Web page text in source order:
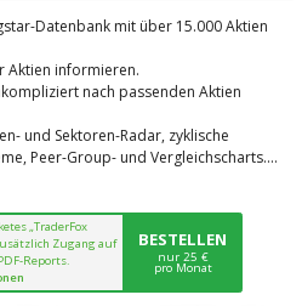
Datenbank mit über 15.000 Aktien
Aktien informieren.
nach passenden Aktien
und Sektoren-Radar, zyklische
Peer-Group- und Vergleichscharts....
„TraderFox
Zugang auf
Reports.
BESTELLEN
nur 25 €
pro Monat